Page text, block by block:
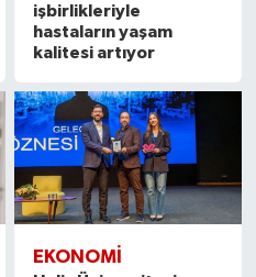
işbirlikleriyle
hastaların yaşam
kalitesi artıyor
EKONOMI